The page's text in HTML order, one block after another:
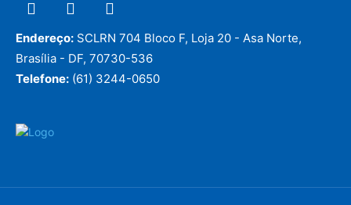
Endereço: SCLRN 704 Bloco F, Loja 20 - Asa Norte,
Brasília - DF, 70730-536
Telefone: (61) 3244-0650